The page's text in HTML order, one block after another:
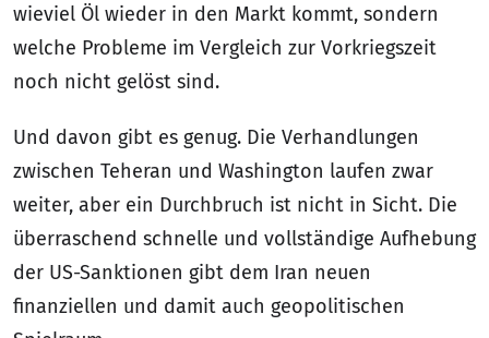
wieviel Öl wieder in den Markt kommt, sondern
welche Probleme im Vergleich zur Vorkriegszeit
noch nicht gelöst sind.
Und davon gibt es genug. Die Verhandlungen
zwischen Teheran und Washington laufen zwar
weiter, aber ein Durchbruch ist nicht in Sicht. Die
überraschend schnelle und vollständige Aufhebung
der US-Sanktionen gibt dem Iran neuen
finanziellen und damit auch geopolitischen